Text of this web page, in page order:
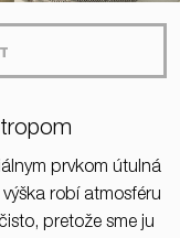
prvkom útulná
robí atmosféru
pretože sme ju